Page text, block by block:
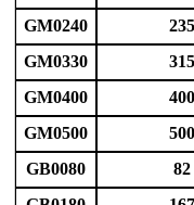
GM0240
235
GM0330
315
GM0400
400
GM0500
500
GB0080
82